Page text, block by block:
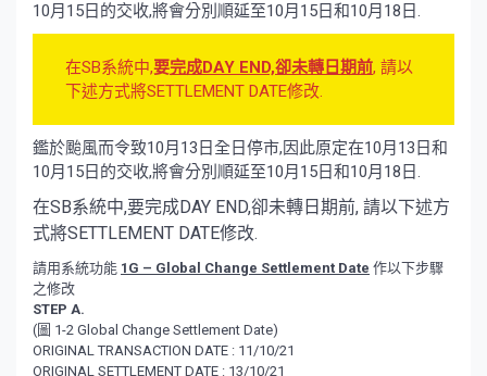
10月15日的交收,將會分別順延至10月15日和10月18日.
在SB系統中,要完成DAY END,卻未轉日期前, 請以
下述方式將SETTLEMENT DATE修改.
鑑於颱風而令致10月13日全日停市,因此原定在10月13日和
10月15日的交收,將會分別順延至10月15日和10月18日.
在SB系統中,要完成DAY END,卻未轉日期前, 請以下述方
式將SETTLEMENT DATE修改.
請用系統功能 1G – Global Change Settlement Date 作以下步驟
之修改
STEP A.
(圖 1-2 Global Change Settlement Date)
ORIGINAL TRANSACTION DATE : 11/10/21
ORIGINAL SETTLEMENT DATE : 13/10/21